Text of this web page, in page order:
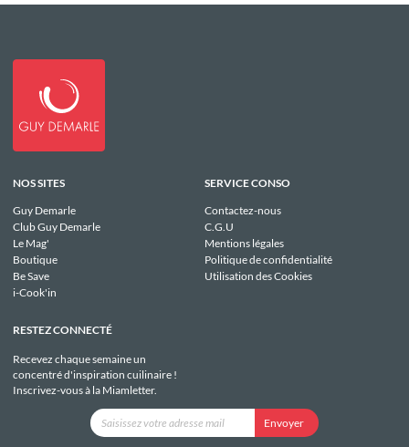
NOS SITES
Guy Demarle
Club Guy Demarle
Le Mag'
Boutique
Be Save
i-Cook'in
SERVICE CONSO
Contactez-nous
C.G.U
Mentions légales
Politique de confidentialité
Utilisation des Cookies
RESTEZ CONNECTÉ
Recevez chaque semaine un
concentré d'inspiration cuilinaire !
Inscrivez-vous à la Miamletter.